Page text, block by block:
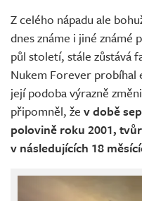
Z celého nápadu ale
dnes známe i jiné známé
půl století, stále zůstává
Nukem Forever probíhal
její podoba výrazně
připomněl, že v době
polovině roku 2001,
v následujících 18